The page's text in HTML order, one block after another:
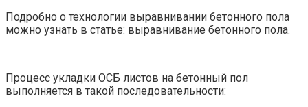
Подробно о технологии выравнивании бетонного пола
можно узнать в статье: выравнивание бетонного пола.
Процесс укладки ОСБ листов на бетонный пол
выполняется в такой последовательности: